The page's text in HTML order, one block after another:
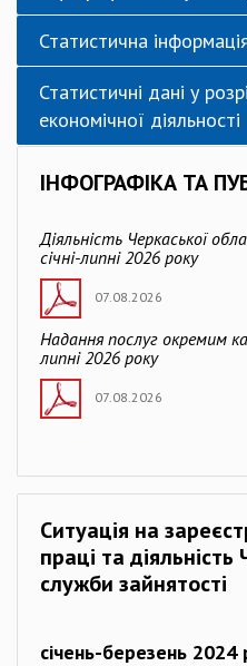
Статистична
Статистичні дані у
економічної діяльності
ІНФОГРАФІКА ТА
Діяльність Черкаської
січні-липні 2026 року
07.08.2026
Надання послуг окремим
липні 2026 року
07.08.2026
Ситуація на
праці та
служби зайнятості
січень-березень 2024